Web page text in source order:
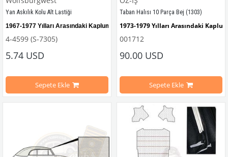
Yan Askılık Kolu Alt Lastiği
1967-1977 Yılları Arasındaki Kaplumbağa Modelleri ile Uyumludur.
VWC Parça No: 4-4599  OEM Parça No: 113857639A
4-4599 (S-7305)
5.74 USD
Sepete Ekle
Taban Halısı 10 Parça Bej (1303)
1973-1979 Yılları Arasındaki
1303 Kaplumbağa Modelleri İle
001712
90.00 USD
Sepete Ekle